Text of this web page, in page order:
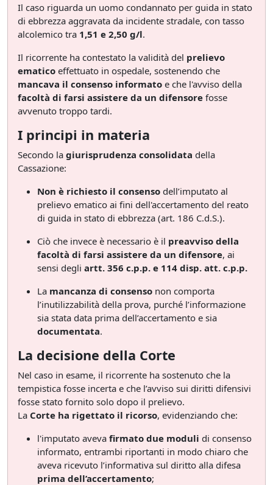
Il caso riguarda un uomo condannato per guida in stato
di ebbrezza aggravata da incidente stradale, con tasso
alcolemico tra 1,51 e 2,50 g/l.
Il ricorrente ha contestato la validità del prelievo
ematico effettuato in ospedale, sostenendo che
mancava il consenso informato e che l'avviso della
facoltà di farsi assistere da un difensore fosse
avvenuto troppo tardi.
I principi in materia
Secondo la giurisprudenza consolidata della
Cassazione:
Non è richiesto il consenso dell’imputato al
prelievo ematico ai fini dell'accertamento del reato
di guida in stato di ebbrezza (art. 186 C.d.S.).
Ciò che invece è necessario è il preavviso della
facoltà di farsi assistere da un difensore, ai
sensi degli artt. 356 c.p.p. e 114 disp. att. c.p.p.
La mancanza di consenso non comporta
l’inutilizzabilità della prova, purché l’informazione
sia stata data prima dell’accertamento e sia
documentata.
La decisione della Corte
Nel caso in esame, il ricorrente ha sostenuto che la
tempistica fosse incerta e che l’avviso sui diritti difensivi
fosse stato fornito solo dopo il prelievo.
La Corte ha rigettato il ricorso, evidenziando che:
l'imputato aveva firmato due moduli di consenso
informato, entrambi riportanti in modo chiaro che
aveva ricevuto l’informativa sul diritto alla difesa
prima dell’accertamento;